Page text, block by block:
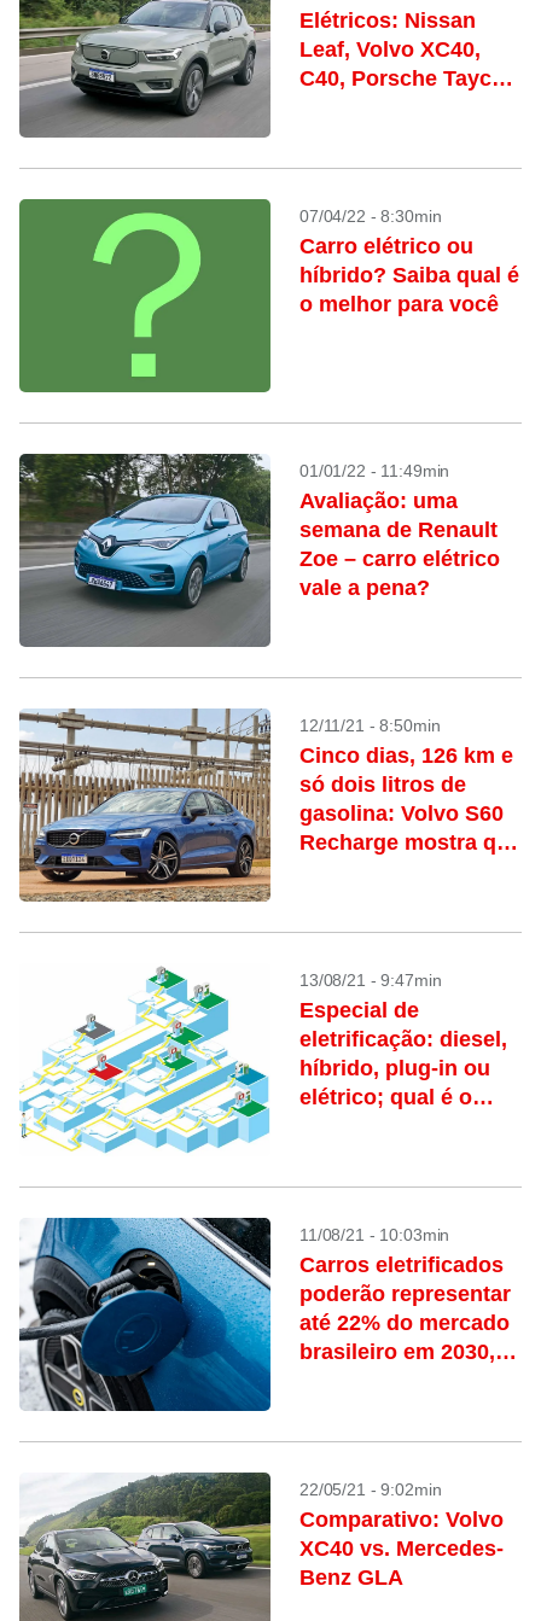
Elétricos: Nissan
Leaf, Volvo XC40,
C40, Porsche Taycan
07/04/22 - 8:30min
Carro elétrico ou
híbrido? Saiba qual é
o melhor para você
01/01/22 - 11:49min
Avaliação: uma
semana de Renault
Zoe – carro elétrico
vale a pena?
12/11/21 - 8:50min
Cinco dias, 126 km e
só dois litros de
gasolina: Volvo S60
Recharge mostra que
13/08/21 - 9:47min
Especial de
eletrificação: diesel,
híbrido, plug-in ou
elétrico; qual é o
11/08/21 - 10:03min
Carros eletrificados
poderão representar
até 22% do mercado
brasileiro em 2030,
22/05/21 - 9:02min
Comparativo: Volvo
XC40 vs. Mercedes-
Benz GLA